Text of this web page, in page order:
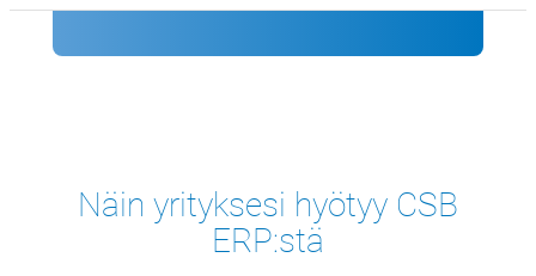
Näin yrityksesi hyötyy CSB
ERP:stä